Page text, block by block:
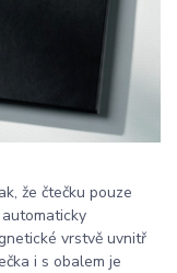
že čtečku pouze
vrstvě uvnitř
i s obalem je